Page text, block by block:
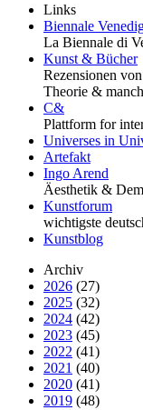
Links
Biennale
La Biennale di
Kunst & Bücher
Rezensionen
Theorie &
C&
Plattform for
Universes in
Artefakt
Ingo Arend
Äesthetik &
Kunstforum
wichtigste
Kunstblog
Archiv
2026 (27)
2025 (32)
2024 (42)
2023 (45)
2022 (41)
2021 (40)
2020 (41)
2019 (48)